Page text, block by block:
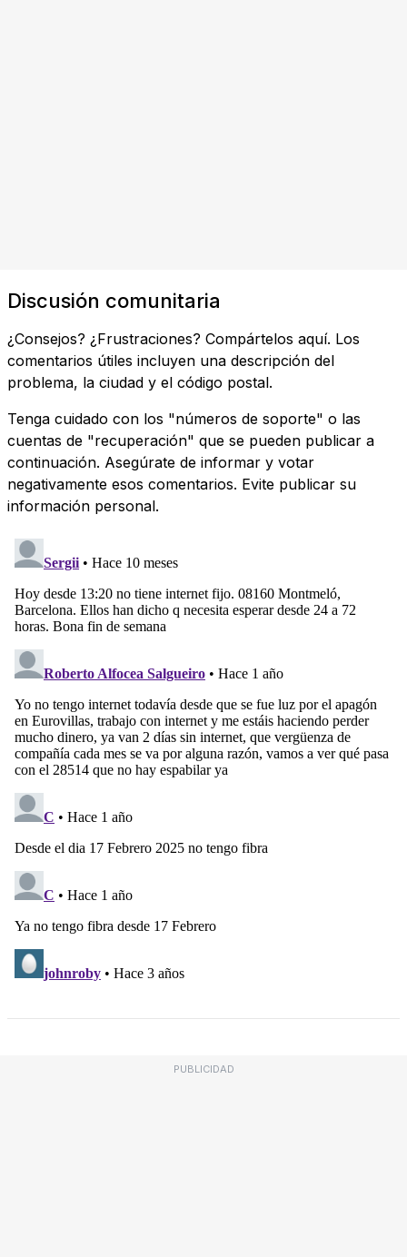
Discusión comunitaria
¿Consejos? ¿Frustraciones? Compártelos aquí. Los
comentarios útiles incluyen una descripción del
problema, la ciudad y el código postal.
Tenga cuidado con los "números de soporte" o las
cuentas de "recuperación" que se pueden publicar a
continuación. Asegúrate de informar y votar
negativamente esos comentarios. Evite publicar su
información personal.
PUBLICIDAD